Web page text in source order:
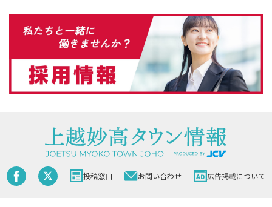
投稿窓口 お問い合わせ 広告掲載について